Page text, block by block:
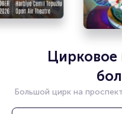
Большой цирк на